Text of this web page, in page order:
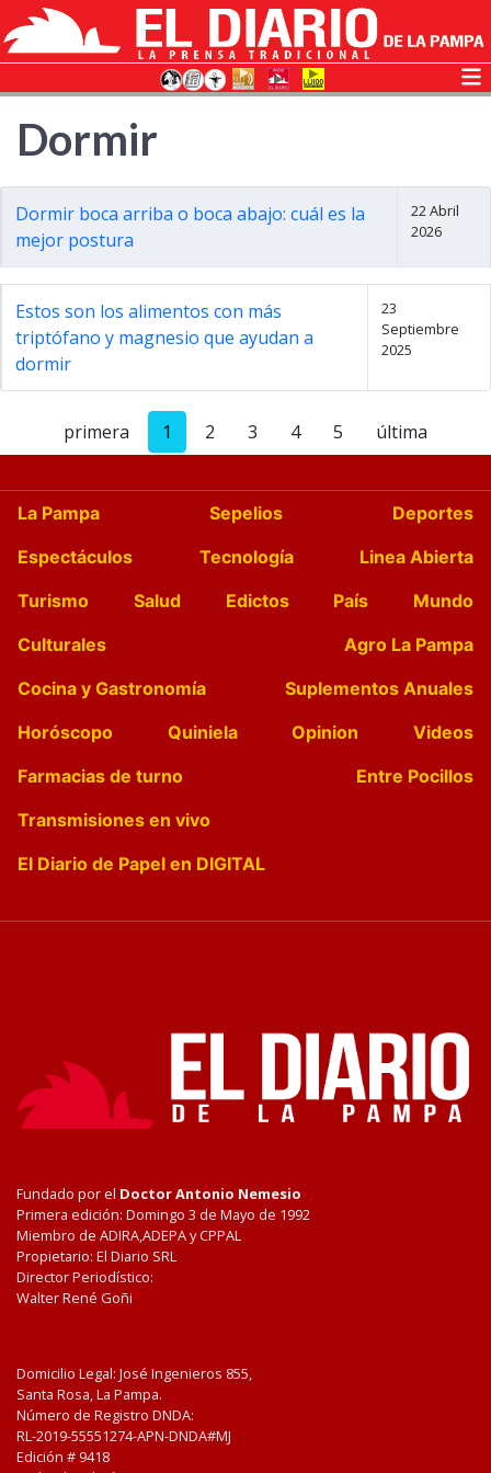
Dormir
Dormir boca arriba o boca abajo: cuál es la
mejor postura
22 Abril
2026
Estos son los alimentos con más
triptófano y magnesio que ayudan a
dormir
23
Septiembre
2025
primera 1 2 3 4 5 última
La Pampa Sepelios
Deportes
Espectáculos
Tecnología
Linea Abierta
Turismo
Salud Edictos País
Mundo
Culturales
Agro La Pampa
Cocina y Gastronomía
Suplementos Anuales
Horóscopo
Quiniela Opinion
Videos
Farmacias de turno
Entre Pocillos
Transmisiones en vivo
El Diario de Papel en DIGITAL
Fundado por el Doctor Antonio Nemesio
Primera edición: Domingo 3 de Mayo de 1992
Miembro de ADIRA,ADEPA y CPPAL
Propietario: El Diario SRL
Director Periodístico:
Walter René Goñi
Domicilio Legal: José Ingenieros 855,
Santa Rosa, La Pampa.
Número de Registro DNDA:
RL-2019-55551274-APN-DNDA#MJ
Edición # 9418